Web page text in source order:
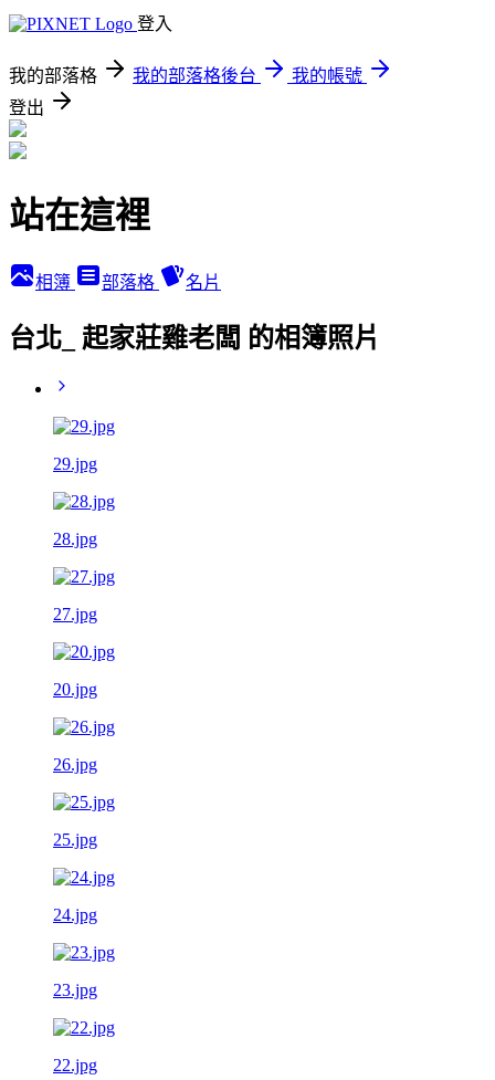
登入
我的部落格 我的部落格後台
我的帳號
登出
站在這裡
相簿 部落格 名片
台北_ 起家莊雞老闆 的相簿照片
29.jpg
28.jpg
27.jpg
20.jpg
26.jpg
25.jpg
24.jpg
23.jpg
22.jpg